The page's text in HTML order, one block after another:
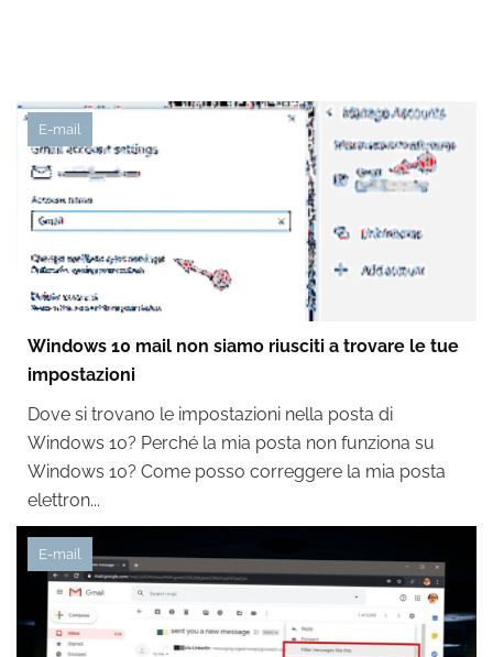
E-mail
Windows 10 mail non siamo riusciti a trovare le tue
impostazioni
Dove si trovano le impostazioni nella posta di
Windows 10? Perché la mia posta non funziona su
Windows 10? Come posso correggere la mia posta
elettron...
E-mail